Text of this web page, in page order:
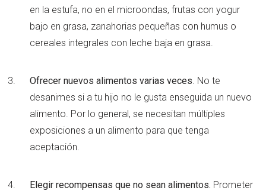
en la estufa, no en el microondas, frutas con yogur
bajo en grasa, zanahorias pequeñas con humus o
cereales integrales con leche baja en grasa.
Ofrecer nuevos alimentos varias veces. No te
desanimes si a tu hijo no le gusta enseguida un nuevo
alimento. Por lo general, se necesitan múltiples
exposiciones a un alimento para que tenga
aceptación.
Elegir recompensas que no sean alimentos. Prometer